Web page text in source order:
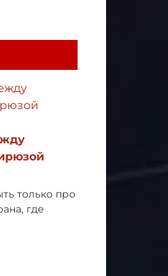
только про
где